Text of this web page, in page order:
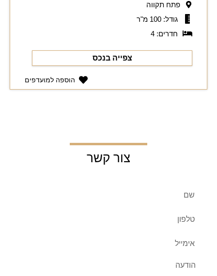
פתח תקווה
גודל: 100 מ"ר
חדרים: 4
צפייה בנכס
הוספה למועדפים
צור קשר